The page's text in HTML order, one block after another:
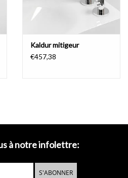
Kaldur mitigeur
€457,38
à notre infolettre:
S'ABONNER